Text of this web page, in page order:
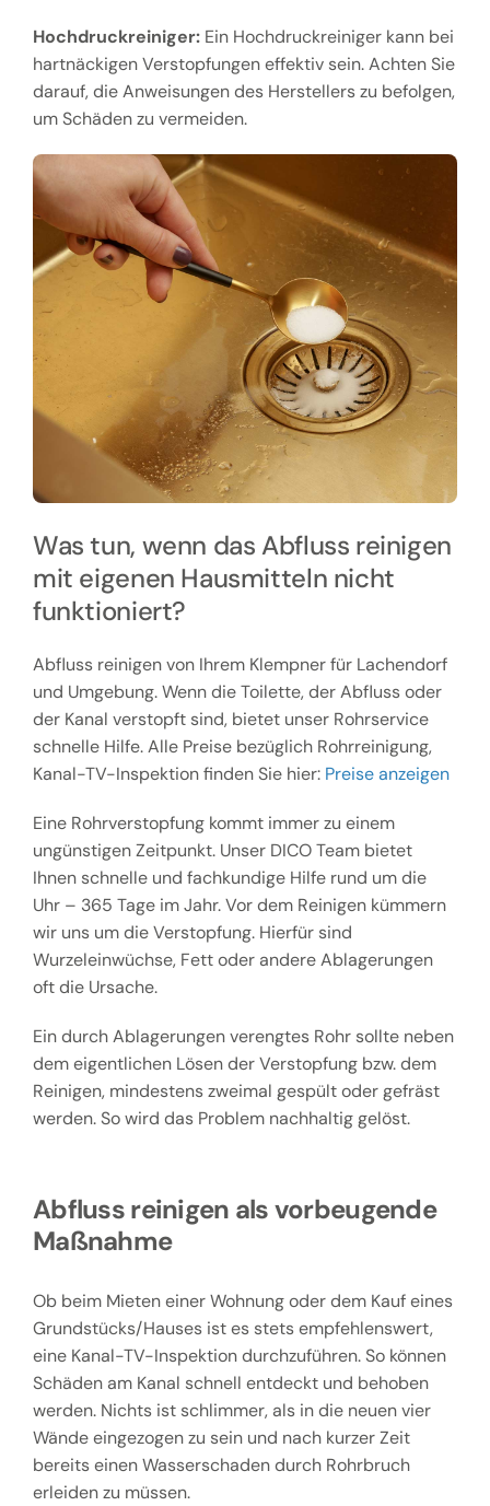
Hochdruckreiniger:Ein Hochdruckreiniger kann bei
hartnäckigen Verstopfungen effektiv sein. Achten Sie
darauf, die Anweisungen des Herstellers zu befolgen,
um Schäden zu vermeiden.
Was tun, wenn das Abfluss reinigen
mit eigenen Hausmitteln nicht
funktioniert?
Abfluss reinigen von Ihrem Klempner für Lachendorf
und Umgebung. Wenn die Toilette, der Abfluss oder
der Kanal verstopft sind, bietet unser Rohrservice
schnelle Hilfe. Alle Preise bezüglich Rohrreinigung,
Kanal-TV-Inspektion finden Sie hier: Preise anzeigen
Eine Rohrverstopfung kommt immer zu einem
ungünstigen Zeitpunkt. Unser DICO Team bietet
Ihnen schnelle und fachkundige Hilfe rund um die
Uhr – 365 Tage im Jahr. Vor dem Reinigen kümmern
wir uns um die Verstopfung. Hierfür sind
Wurzeleinwüchse, Fett oder andere Ablagerungen
oft die Ursache.
Ein durch Ablagerungen verengtes Rohr sollte neben
dem eigentlichen Lösen der Verstopfung bzw. dem
Reinigen, mindestens zweimal gespült oder gefräst
werden. So wird das Problem nachhaltig gelöst.
Abfluss reinigen als vorbeugende
Maßnahme
Ob beim Mieten einer Wohnung oder dem Kauf eines
Grundstücks/Hauses ist es stets empfehlenswert,
eine Kanal-TV-Inspektion durchzuführen. So können
Schäden am Kanal schnell entdeckt und behoben
werden. Nichts ist schlimmer, als in die neuen vier
Wände eingezogen zu sein und nach kurzer Zeit
bereits einen Wasserschaden durch Rohrbruch
erleiden zu müssen.